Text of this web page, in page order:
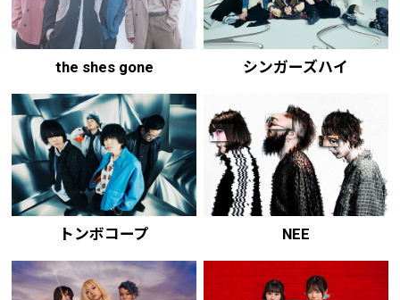
the shes gone シンガーズハイ
トンボコープ NEE